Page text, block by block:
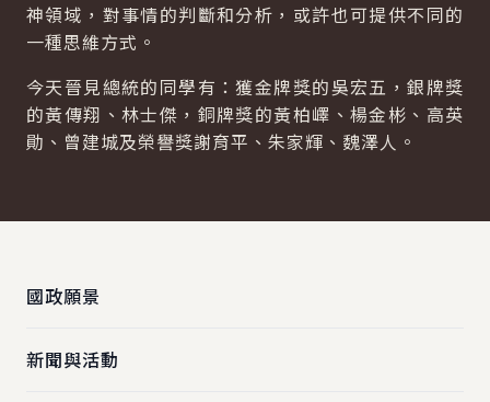
神領域，對事情的判斷和分析，或許也可提供不同的
一種思維方式。
今天晉見總統的同學有：獲金牌獎的吳宏五，銀牌獎
的黃傳翔、林士傑，銅牌獎的黃柏嶧、楊金彬、高英
勛、曾建城及榮譽獎謝育平、朱家輝、魏澤人。
國政願景
新聞與活動